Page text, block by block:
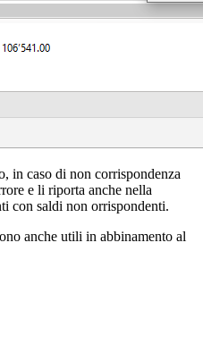
in caso di non corrispondenza
e li riporta anche nella
con saldi non orrispondenti.
anche utili in abbinamento al